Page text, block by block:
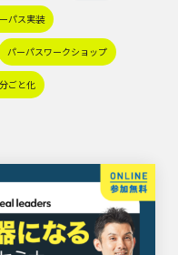
パス実装
パーパスワークショップ
ごと化